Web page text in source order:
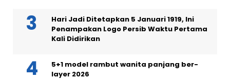
Hari Jadi Ditetapkan 5 Januari 1919, Ini
Penampakan Logo Persib Waktu Pertama
Kali Didirikan
5+1 model rambut wanita panjang ber-
layer 2026